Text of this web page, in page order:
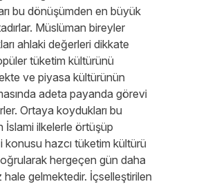
bu dönüşümden en büyük
Müslüman bireyler
ahlaki değerleri dikkate
tüketim kültürünü
ve piyasa kültürünün
adeta payanda görevi
Ortaya koydukları bu
İslami ilkelerle örtüşüp
konusu hazcı tüketim kültürü
hergeçen gün daha
gelmektedir. İçselleştirilen